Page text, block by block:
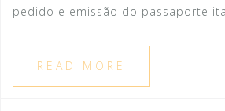
pedido e emissão do passaporte
READ MORE